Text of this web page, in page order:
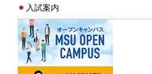
入試案内